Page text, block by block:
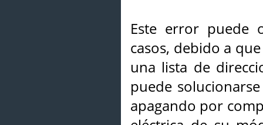
Este error puede
casos, debido a
una lista de
puede
apagando por